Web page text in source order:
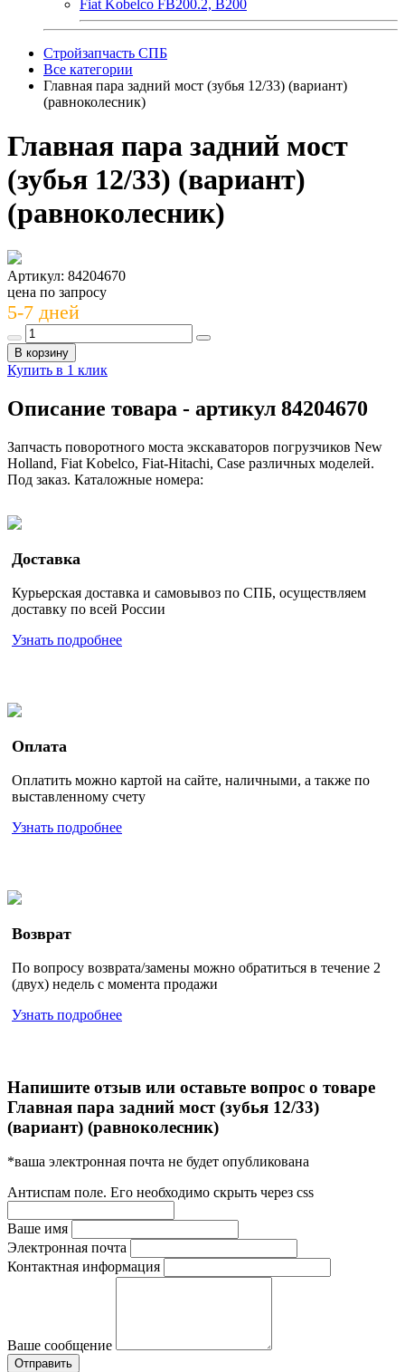
Fiat Kobelco FB200.2, B200
Стройзапчасть СПБ
Все категории
Главная пара задний мост (зубья 12/33) (вариант)
(равноколесник)
Главная пара задний мост
(зубья 12/33) (вариант)
(равноколесник)
Артикул: 84204670
цена по запросу
5-7 дней
В корзину
Купить в 1 клик
Описание товара - артикул 84204670
Запчасть поворотного моста экскаваторов погрузчиков New
Holland, Fiat Kobelco, Fiat-Hitachi, Case различных моделей.
Под заказ. Каталожные номера:
Доставка
Курьерская доставка и самовывоз по СПБ, осуществляем
доставку по всей России
Узнать подробнее
Оплата
Оплатить можно картой на сайте, наличными, а также по
выставленному счету
Узнать подробнее
Возврат
По вопросу возврата/замены можно обратиться в течение 2
(двух) недель с момента продажи
Узнать подробнее
Напишите отзыв или оставьте вопрос о товаре
Главная пара задний мост (зубья 12/33)
(вариант) (равноколесник)
*ваша электронная почта не будет опубликована
Антиспам поле. Его необходимо скрыть через css
Ваше имя
Электронная почта
Контактная информация
Ваше сообщение
Отправить